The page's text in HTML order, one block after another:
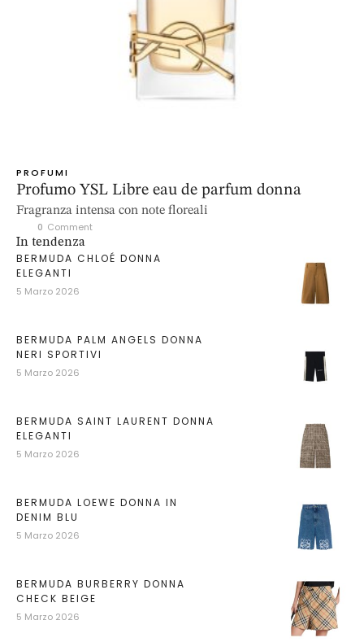
PROFUMI
Profumo YSL Libre eau de parfum donna
Fragranza intensa con note floreali
0 Comment
In tendenza
BERMUDA CHLOÉ DONNA
ELEGANTI
5 Marzo 2026
BERMUDA PALM ANGELS DONNA
NERI SPORTIVI
5 Marzo 2026
BERMUDA SAINT LAURENT DONNA
ELEGANTI
5 Marzo 2026
BERMUDA LOEWE DONNA IN
DENIM BLU
5 Marzo 2026
BERMUDA BURBERRY DONNA
CHECK BEIGE
5 Marzo 2026